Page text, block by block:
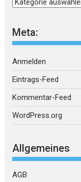
Meta:
Anmelden
Eintrags-Feed
Kommentar-Feed
WordPress.org
Allgemeines
AGB